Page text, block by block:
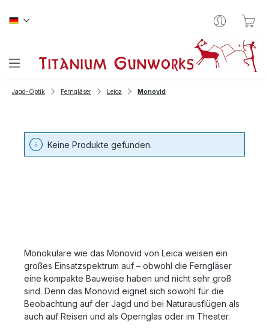
Jagd-Optik Ferngläser Leica Monovid
Keine Produkte gefunden.
Monokulare wie das Monovid von Leica weisen ein
großes Einsatzspektrum auf – obwohl die Ferngläser
eine kompakte Bauweise haben und nicht sehr groß
sind. Denn das Monovid eignet sich sowohl für die
Beobachtung auf der Jagd und bei Naturausflügen als
auch auf Reisen und als Opernglas oder im Theater.